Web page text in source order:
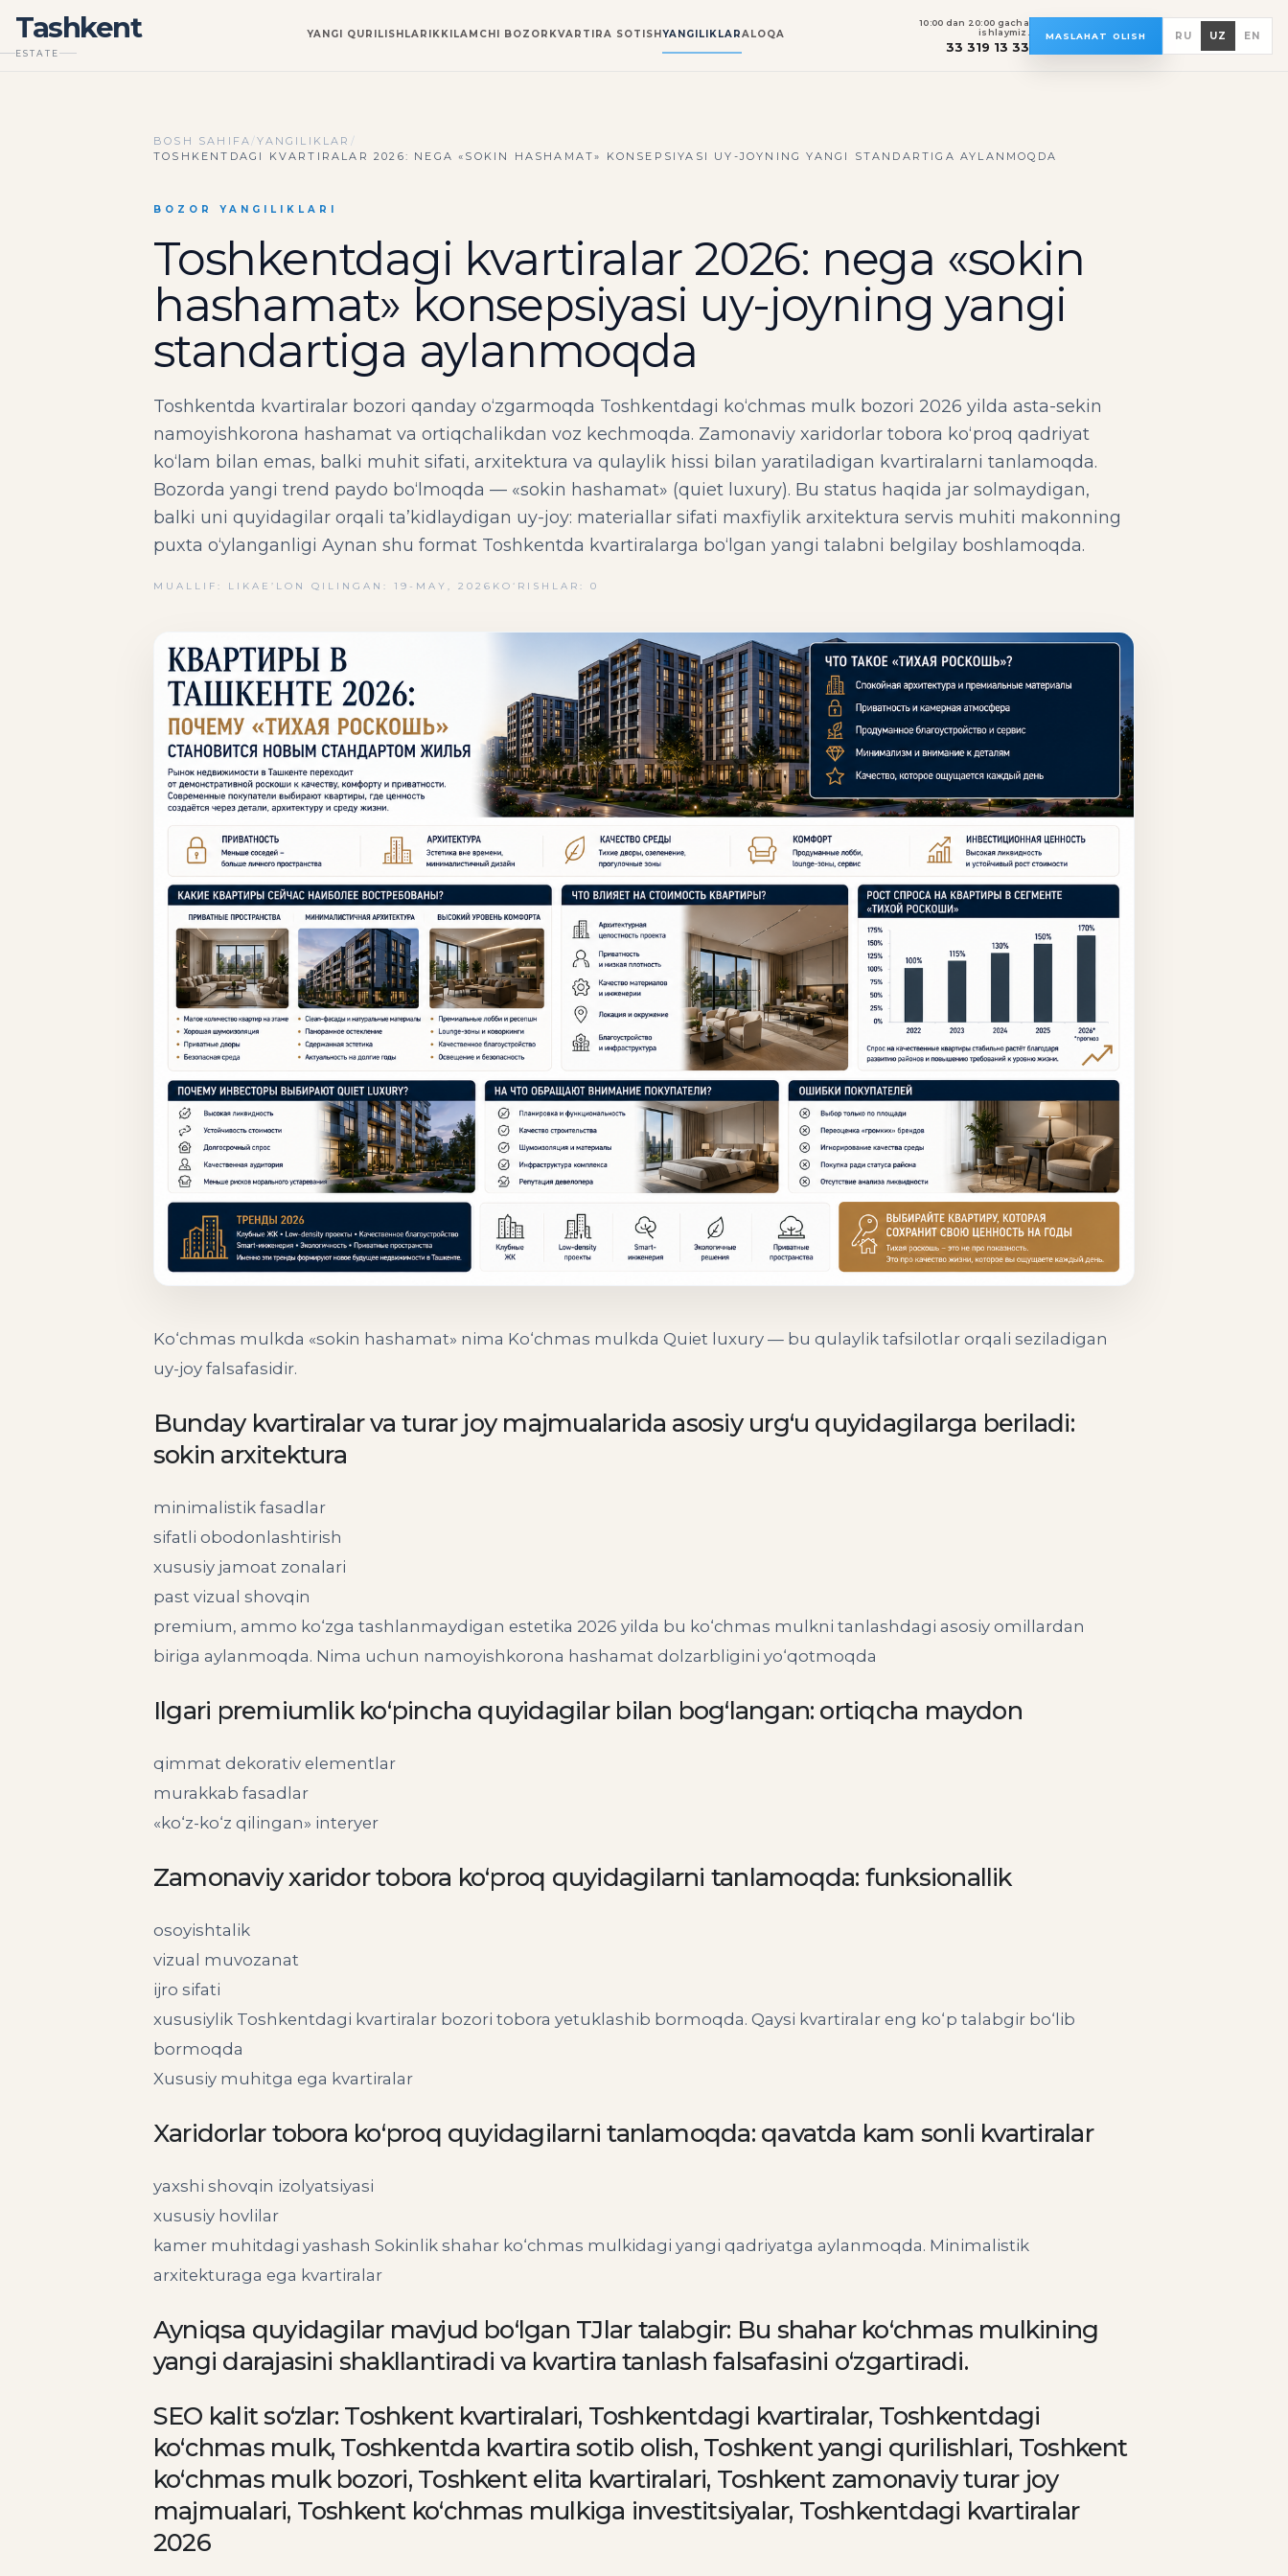
Tashkent
ESTATE
YANGI QURILISHLAR IKKILAMCHI BOZOR KVARTIRA SOTISHYANGILIKLARALOQA
10:00 dan 20:00 gacha
ishlaymiz.
33 319 13 33
MASLAHAT OLISH RU UZ EN
BOSH SAHIFA/YANGILIKLAR /
TOSHKENTDAGI KVARTIRALAR 2026: NEGA «SOKIN HASHAMAT» KONSEPSIYASI UY-JOYNING YANGI STANDARTIGA AYLANMOQDA
BOZOR YANGILIKLARI
Toshkentdagi kvartiralar 2026: nega «sokin
hashamat» konsepsiyasi uy-joyning yangi
standartiga aylanmoqda
Toshkentda kvartiralar bozori qanday o‘zgarmoqda Toshkentdagi ko‘chmas mulk bozori 2026 yilda asta-sekin
namoyishkorona hashamat va ortiqchalikdan voz kechmoqda. Zamonaviy xaridorlar tobora ko‘proq qadriyat
ko‘lam bilan emas, balki muhit sifati, arxitektura va qulaylik hissi bilan yaratiladigan kvartiralarni tanlamoqda.
Bozorda yangi trend paydo bo‘lmoqda — «sokin hashamat» (quiet luxury). Bu status haqida jar solmaydigan,
balki uni quyidagilar orqali ta’kidlaydigan uy-joy: materiallar sifati maxfiylik arxitektura servis muhiti makonning
puxta o‘ylanganligi Aynan shu format Toshkentda kvartiralarga bo‘lgan yangi talabni belgilay boshlamoqda.
MUALLIF: LIKA E’LON QILINGAN: 19-MAY, 2026 KO‘RISHLAR: 0
Ko‘chmas mulkda «sokin hashamat» nima Ko‘chmas mulkda Quiet luxury — bu qulaylik tafsilotlar orqali seziladigan
uy-joy falsafasidir.
Bunday kvartiralar va turar joy majmualarida asosiy urg‘u quyidagilarga beriladi:
sokin arxitektura
minimalistik fasadlar
sifatli obodonlashtirish
xususiy jamoat zonalari
past vizual shovqin
premium, ammo ko‘zga tashlanmaydigan estetika 2026 yilda bu ko‘chmas mulkni tanlashdagi asosiy omillardan
biriga aylanmoqda. Nima uchun namoyishkorona hashamat dolzarbligini yo‘qotmoqda
Ilgari premiumlik ko‘pincha quyidagilar bilan bog‘langan: ortiqcha maydon
qimmat dekorativ elementlar
murakkab fasadlar
«ko‘z-ko‘z qilingan» interyer
Zamonaviy xaridor tobora ko‘proq quyidagilarni tanlamoqda: funksionallik
osoyishtalik
vizual muvozanat
ijro sifati
xususiylik Toshkentdagi kvartiralar bozori tobora yetuklashib bormoqda. Qaysi kvartiralar eng ko‘p talabgir bo‘lib
bormoqda
Xususiy muhitga ega kvartiralar
Xaridorlar tobora ko‘proq quyidagilarni tanlamoqda: qavatda kam sonli kvartiralar
yaxshi shovqin izolyatsiyasi
xususiy hovlilar
kamer muhitdagi yashash Sokinlik shahar ko‘chmas mulkidagi yangi qadriyatga aylanmoqda. Minimalistik
arxitekturaga ega kvartiralar
Ayniqsa quyidagilar mavjud bo‘lgan TJlar talabgir: Bu shahar ko‘chmas mulkining
yangi darajasini shakllantiradi va kvartira tanlash falsafasini o‘zgartiradi.
SEO kalit so‘zlar: Toshkent kvartiralari, Toshkentdagi kvartiralar, Toshkentdagi
ko‘chmas mulk, Toshkentda kvartira sotib olish, Toshkent yangi qurilishlari, Toshkent
ko‘chmas mulk bozori, Toshkent elita kvartiralari, Toshkent zamonaviy turar joy
majmualari, Toshkent ko‘chmas mulkiga investitsiyalar, Toshkentdagi kvartiralar
2026